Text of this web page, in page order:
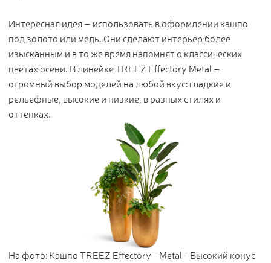
Прайс-листы и каталоги
Доставка и оплата
Вопросы и ответы
Контакты
Интересная идея – использовать в оформлении кашпо
под золото или медь. Они сделают интерьер более
изысканным и в то же время напомнят о классических
цветах осени. В линейке TREEZ Effectory Metal –
огромный выбор моделей на любой вкус: гладкие и
рельефные, высокие и низкие, в разных стилях и
оттенках.
На фото: Кашпо TREEZ Effectory - Metal - Высокий конус